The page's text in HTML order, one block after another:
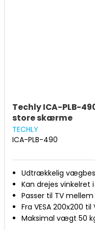
Techly ICA-PLB-
store skærme
TECHLY
ICA-PLB-490
Udtrækkelig
Kan drejes
Passer til TV
Fra VESA 200x200 til
Maksimal vægt 50